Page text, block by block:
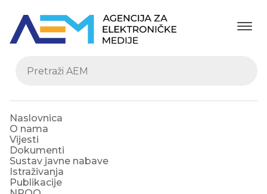
Naslovnica
O nama
Vijesti
Dokumenti
Sustav javne nabave
Istraživanja
Publikacije